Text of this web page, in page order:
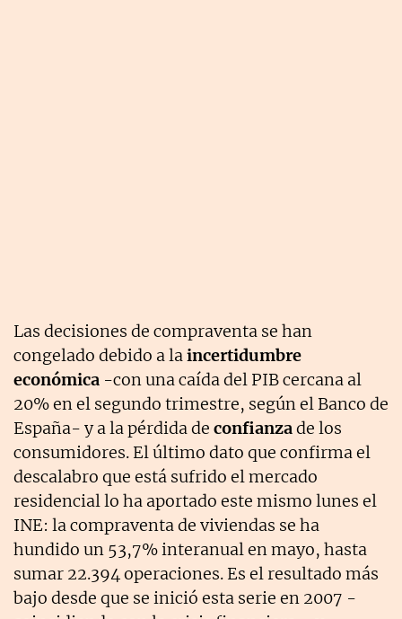
Las decisiones de compraventa se han
congelado debido a laincertidumbre
económica -con una caída del PIB cercana al
20% en el segundo trimestre, según el Banco de
España- y a la pérdida de confianzade los
consumidores. El último dato que confirma el
descalabro que está sufrido el mercado
residencial lo ha aportado este mismo lunes el
INE: la compraventa de viviendas se ha
hundido un 53,7% interanual en mayo, hasta
sumar 22.394 operaciones. Es el resultado más
bajo desde que se inició esta serie en 2007 -